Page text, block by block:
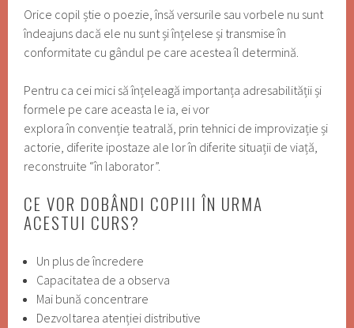
Orice copil știe o poezie, însă versurile sau vorbele nu sunt
îndeajuns dacă ele nu sunt și înțelese și transmise în
conformitate cu gândul pe care acestea îl determină.
Pentru ca cei mici să înțeleagă importanța adresabilității și
formele pe care aceasta le ia, ei vor
explora în convenție teatrală, prin tehnici de improvizație și
actorie, diferite ipostaze ale lor în diferite situații de viață,
reconstruite “în laborator”.
CE VOR DOBÂNDI COPIII ÎN URMA
ACESTUI CURS?
Un plus de încredere
Capacitatea de a observa
Mai bună concentrare
Dezvoltarea atenției distributive